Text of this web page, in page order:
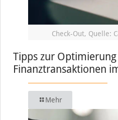
Check-Out, Quelle:
Tipps zur
Finanztransaktionen
Mehr